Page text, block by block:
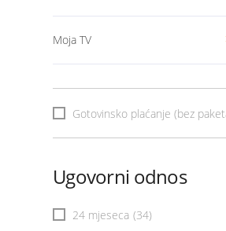
Moja TV
Gotovinsko plaćanje (bez
Ugovorni odnos
24 mjeseca (34)